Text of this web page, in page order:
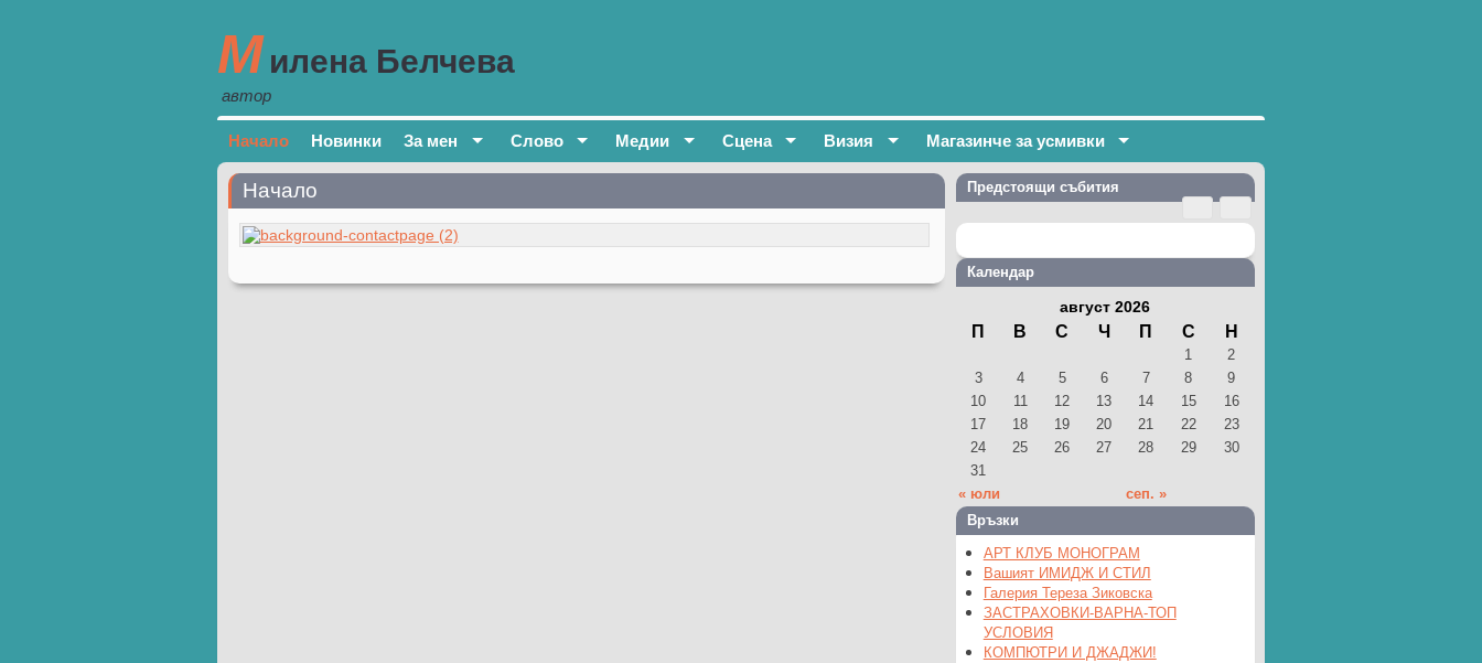
М илена Белчева
автор
Начало Новинки За мен Слово Медии Сцена Визия Магазинче за усмивки
Начало Предстоящи събития
Календар
август 2026
П В С Ч П С Н
« юли сеп. »
1
2
3
4 5 6 7 8
9
10
11 12 13 14 15
16
17
18 19 20 21 22
23
24
25 26 27 28 29
30
31
Връзки
АРТ КЛУБ МОНОГРАМ
Вашият ИМИДЖ И СТИЛ
Галерия Тереза Зиковска
ЗАСТРАХОВКИ-ВАРНА-ТОП
УСЛОВИЯ
КОМПЮТРИ И ДЖАДЖИ!